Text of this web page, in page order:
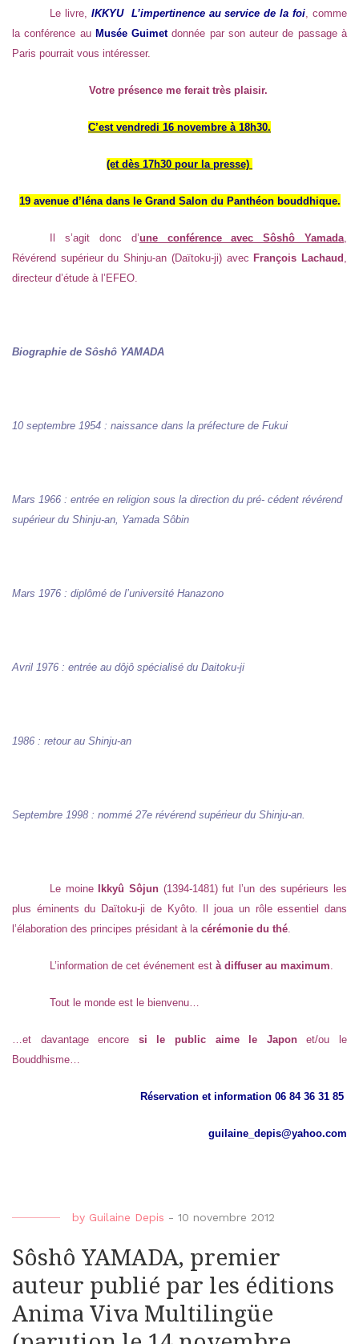
Le livre, IKKYU L’impertinence au service de la foi , comme
la conférence au Musée Guimetdonnée par son auteur de passage à
Paris pourrait vous intéresser.
Votre présence me ferait très plaisir.
C’est vendredi 16 novembre à 18h30.
(et dès 17h30 pour la presse)
19 avenue d’Iéna dans le Grand Salon du Panthéon bouddhique.
Il s’agit donc d’une conférence avec Sôshô Yamada
Révérend supérieur du Shinju-an (Daïtoku-ji) avec François Lachaud
directeur d’étude à l’EFEO.
Biographie de Sôshô YAMADA
10 septembre 1954 : naissance dans la préfecture de Fukui
Mars 1966 : entrée en religion sous la direction du pré- cédent révérend
supérieur du Shinju-an, Yamada Sôbin
Mars 1976 : diplômé de l’université Hanazono
Avril 1976 : entrée au dôjô spécialisé du Daitoku-ji
1986 : retour au Shinju-an
Septembre 1998 : nommé 27e révérend supérieur du Shinju-an.
Le moine Ikkyû Sôjun (1394-1481) fut l’un des supérieurs les
plus éminents du Daïtoku-ji de Kyôto. Il joua un rôle essentiel dans
l’élaboration des principes présidant à la cérémonie du thé
L’information de cet événement està diffuser au maximum
Tout le monde est le bienvenu…
…et davantage encore si le public aime le Japonet/ou le
Bouddhisme…
Réservation et information 06 84 36 31 85
guilaine_depis@yahoo.com
by Guilaine Depis - 10 novembre 2012
Sôshô YAMADA, premier
auteur publié par les éditions
Anima Viva Multilingüe